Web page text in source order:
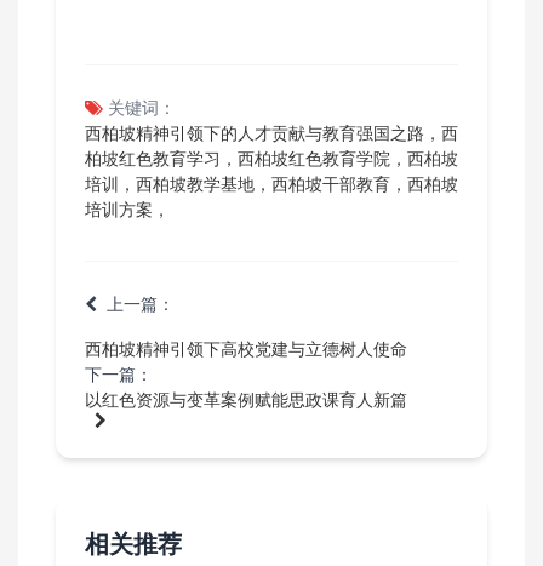
关键词：
西柏坡精神引领下的人才贡献与教育强国之路，西
柏坡红色教育学习，西柏坡红色教育学院，西柏坡
培训，西柏坡教学基地，西柏坡干部教育，西柏坡
培训方案，
上一篇：
西柏坡精神引领下高校党建与立德树人使命
下一篇：
以红色资源与变革案例赋能思政课育人新篇
相关推荐